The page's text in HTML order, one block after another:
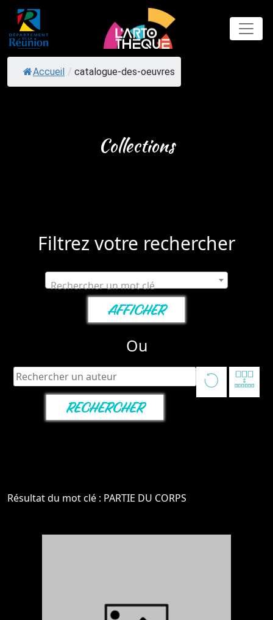
Skip
content
Accueil / catalogue-des-oeuvres
Collections
Filtrez votre rechercher
Rechercher un mot clé
Ou
Résultat du mot clé : PARTIE DU CORPS